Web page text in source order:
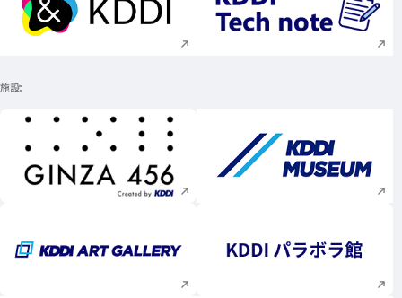
新規ウィンドウで開く 新規ウィンドウで
施設
新規ウィンドウで開く 新規ウィンドウで
新規ウィンドウで開く 新規ウィンドウで